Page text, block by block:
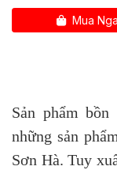
Mua
Sản phẩm
những sản
Sơn Hà. Tuy